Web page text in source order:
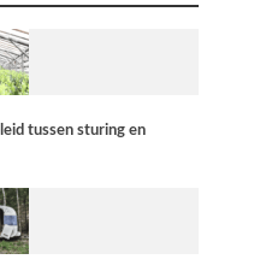
tussen sturing en